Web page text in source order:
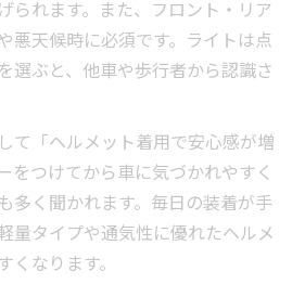
られます。また、フロント・リア
悪天候時に必須です。ライトは点
選ぶと、他車や歩行者から認識さ
て「ヘルメット着用で安心感が増
をつけてから車に気づかれやすく
多く聞かれます。毎日の装着が手
量タイプや通気性に優れたヘルメ
くなります。